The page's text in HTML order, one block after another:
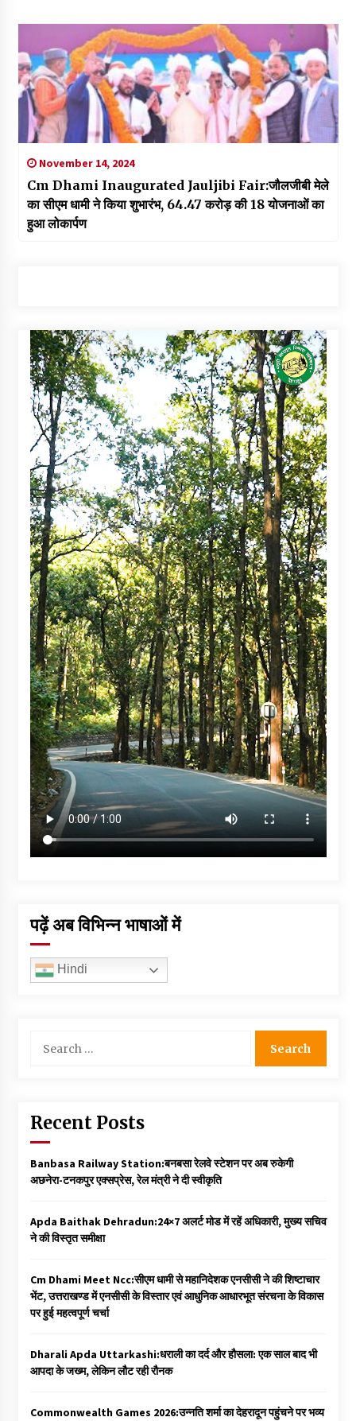
November 14, 2024
Cm Dhami Inaugurated Jauljibi Fair:जौलजीबी मेले
का सीएम धामी ने किया शुभारंभ, 64.47 करोड़ की 18 योजनाओं का
हुआ लोकार्पण
पढ़ें अब विभिन्न भाषाओं में
Hindi
for:
Recent Posts
Banbasa Railway Station:बनबसा रेलवे स्टेशन पर अब रुकेगी
अछनेरा-टनकपुर एक्सप्रेस, रेल मंत्री ने दी स्वीकृति
Apda Baithak Dehradun:24×7 अलर्ट मोड में रहें अधिकारी, मुख्य सचिव
ने की विस्तृत समीक्षा
Cm Dhami Meet Ncc:सीएम धामी से महानिदेशक एनसीसी ने की शिष्टाचार
भेंट, उत्तराखण्ड में एनसीसी के विस्तार एवं आधुनिक आधारभूत संरचना के विकास
पर हुई महत्वपूर्ण चर्चा
Dharali Apda Uttarkashi:धराली का दर्द और हौसला: एक साल बाद भी
आपदा के जख्म, लेकिन लौट रही रौनक
Commonwealth Games 2026:उन्नति शर्मा का देहरादून पहुंचने पर भव्य